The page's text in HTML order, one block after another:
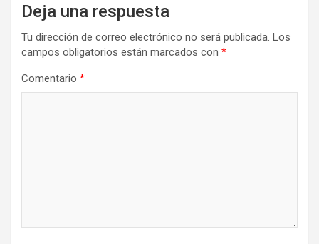
Deja una respuesta
Tu dirección de correo electrónico no será publicada. Los
campos obligatorios están marcados con *
Comentario *